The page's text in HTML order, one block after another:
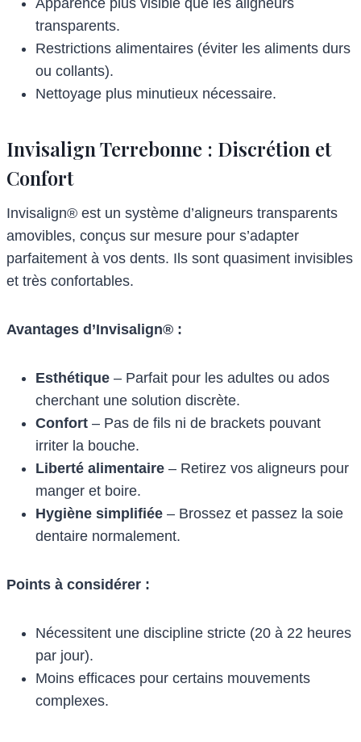
Apparence plus visible que les aligneurs
transparents.
Restrictions alimentaires (éviter les aliments durs
ou collants).
Nettoyage plus minutieux nécessaire.
Invisalign Terrebonne : Discrétion et
Confort
Invisalign® est un système d’aligneurs transparents
amovibles, conçus sur mesure pour s’adapter
parfaitement à vos dents. Ils sont quasiment invisibles
et très confortables.
Avantages d’Invisalign® :
Esthétique – Parfait pour les adultes ou ados
cherchant une solution discrète.
Confort – Pas de fils ni de brackets pouvant
irriter la bouche.
Liberté alimentaire – Retirez vos aligneurs pour
manger et boire.
Hygiène simplifiée – Brossez et passez la soie
dentaire normalement.
Points à considérer :
Nécessitent une discipline stricte (20 à 22 heures
par jour).
Moins efficaces pour certains mouvements
complexes.